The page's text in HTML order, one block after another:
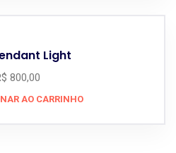
Light
800,00
AO CARRINHO